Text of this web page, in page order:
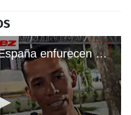
Aficionados de Real España enfurecen tras derrota ante Olimpia en el Estadio Morazán